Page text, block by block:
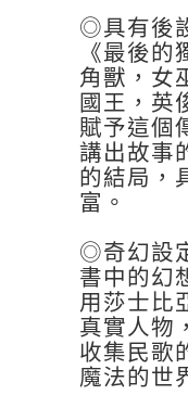
◎具有後
《最後
角獸，女
國王，英
賦予這個
講出故事
的結局，
富。
◎奇幻設
書中的幻
用莎士比
真實人物
收集民歌
魔法的世